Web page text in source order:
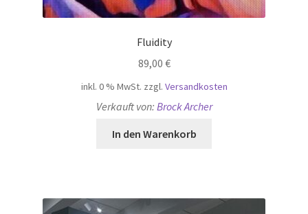
Fluidity
89,00 €
inkl. 0 % MwSt. zzgl. Versandkosten
Verkauft von: Brock Archer
In den Warenkorb